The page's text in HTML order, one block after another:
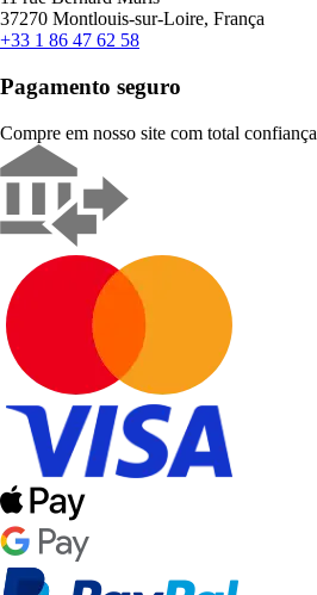
37270 Montlouis-sur-Loire, França
+33 1 86 47 62 58
Pagamento seguro
Compre em nosso site com total confiança